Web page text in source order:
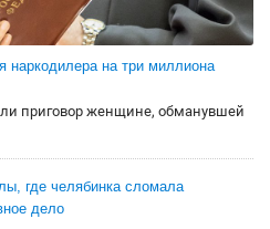
наркодилера на три миллиона
приговор женщине, обманувшей
где челябинка сломала
дело